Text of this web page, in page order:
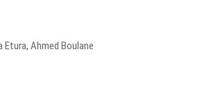
Etura, Ahmed Boulane